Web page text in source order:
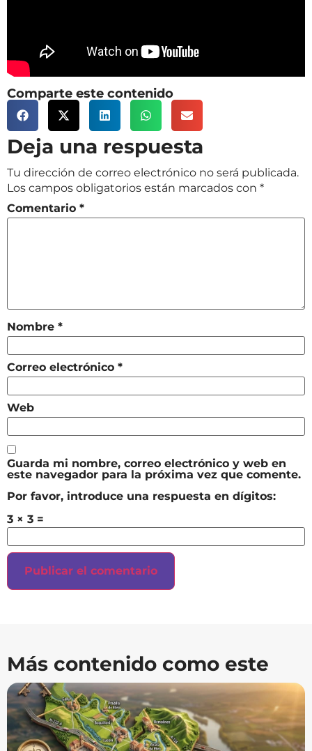
Comparte este contenido
Deja una respuesta
Tu dirección de correo electrónico no será publicada.
Los campos obligatorios están marcados con *
Comentario *
Nombre *
Correo electrónico *
Web
Guarda mi nombre, correo electrónico y web en
este navegador para la próxima vez que comente.
Por favor, introduce una respuesta en dígitos:
3 × 3 =
Más contenido como este